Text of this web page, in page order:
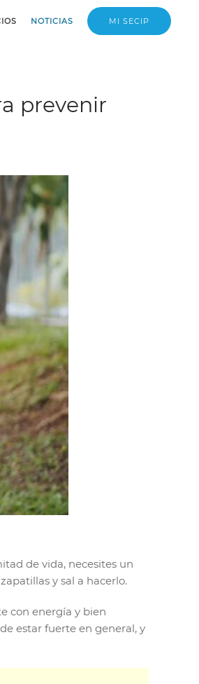
NOTICIAS MI SECIP
prevenir
de vida, necesites un
y sal a hacerlo.
con energía y bien
estar fuerte en general, y